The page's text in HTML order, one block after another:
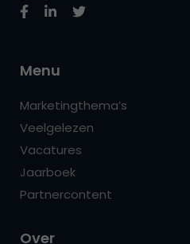
Menu
Marketingthema’s
Veelgelezen
Vacatures
Jaarboek
Partnercontent
Over